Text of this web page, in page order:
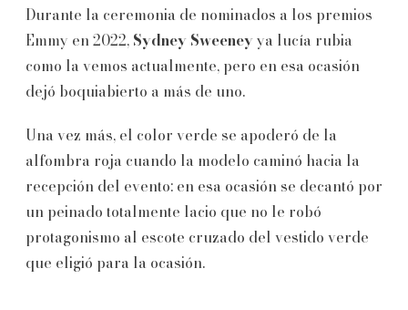
Durante la ceremonia de nominados a los premios
Emmy en 2022, Sydney Sweeneyya lucía rubia
como la vemos actualmente, pero en esa ocasión
dejó boquiabierto a más de uno.
Una vez más, el color verde se apoderó de la
alfombra roja cuando la modelo caminó hacia la
recepción del evento: en esa ocasión se decantó por
un peinado totalmente lacio que no le robó
protagonismo al escote cruzado del vestido verde
que eligió para la ocasión.